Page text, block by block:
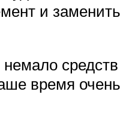
и заменить
средств
время очень